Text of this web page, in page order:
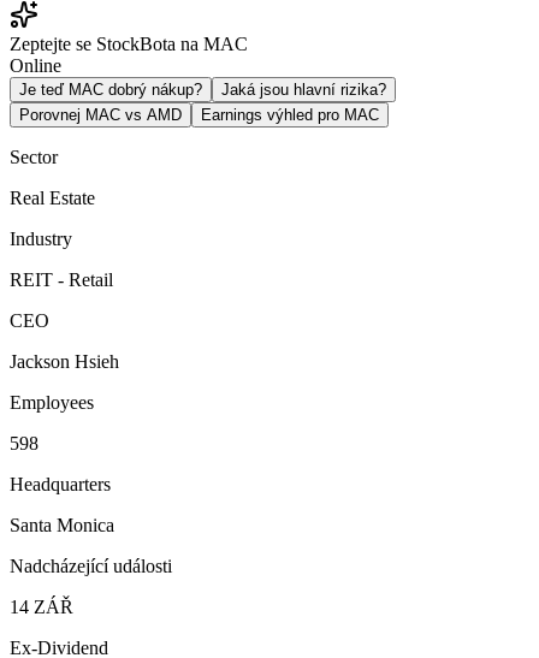
Zeptejte se StockBota na MAC
Online
Je teď MAC dobrý nákup?
Jaká jsou hlavní rizika?
Porovnej MAC vs AMD
Earnings výhled pro MAC
Sector
Real Estate
Industry
REIT - Retail
CEO
Jackson Hsieh
Employees
598
Headquarters
Santa Monica
Nadcházející události
14 ZÁŘ
Ex-Dividend